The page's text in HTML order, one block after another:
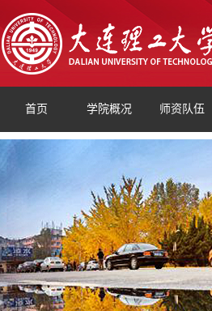
首页 学院概况 师资队伍